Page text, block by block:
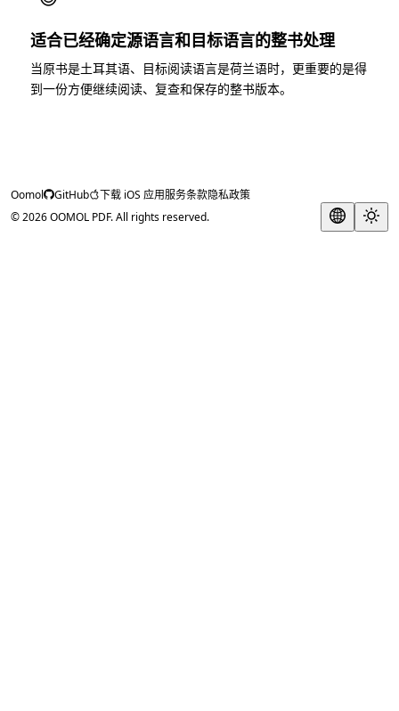
适合已经确定源语言和目标语言的整书处理
当原书是土耳其语、目标阅读语言是荷兰语时，更重要的是得
到一份方便继续阅读、复查和保存的整书版本。
Oomol GitHub 下载 iOS 应用服务条款隐私政策
© 2026 OOMOL PDF. All rights reserved.